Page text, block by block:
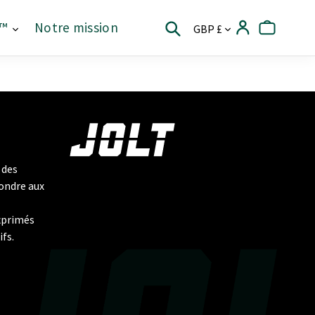
Notre mission Rechercher Se connecter
aux